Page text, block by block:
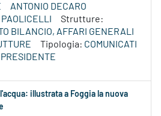
ANTONIO DECARO
Strutture:
BILANCIO, AFFARI GENERALI
Tipologia: COMUNICATI
illustrata a Foggia la nuova